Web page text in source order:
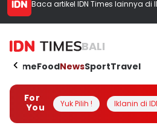
Baca artikel IDN Times lainnya di
BALI
HomeFoodNewsSportTravel
For
You
Yuk Pilih ! Iklanin di